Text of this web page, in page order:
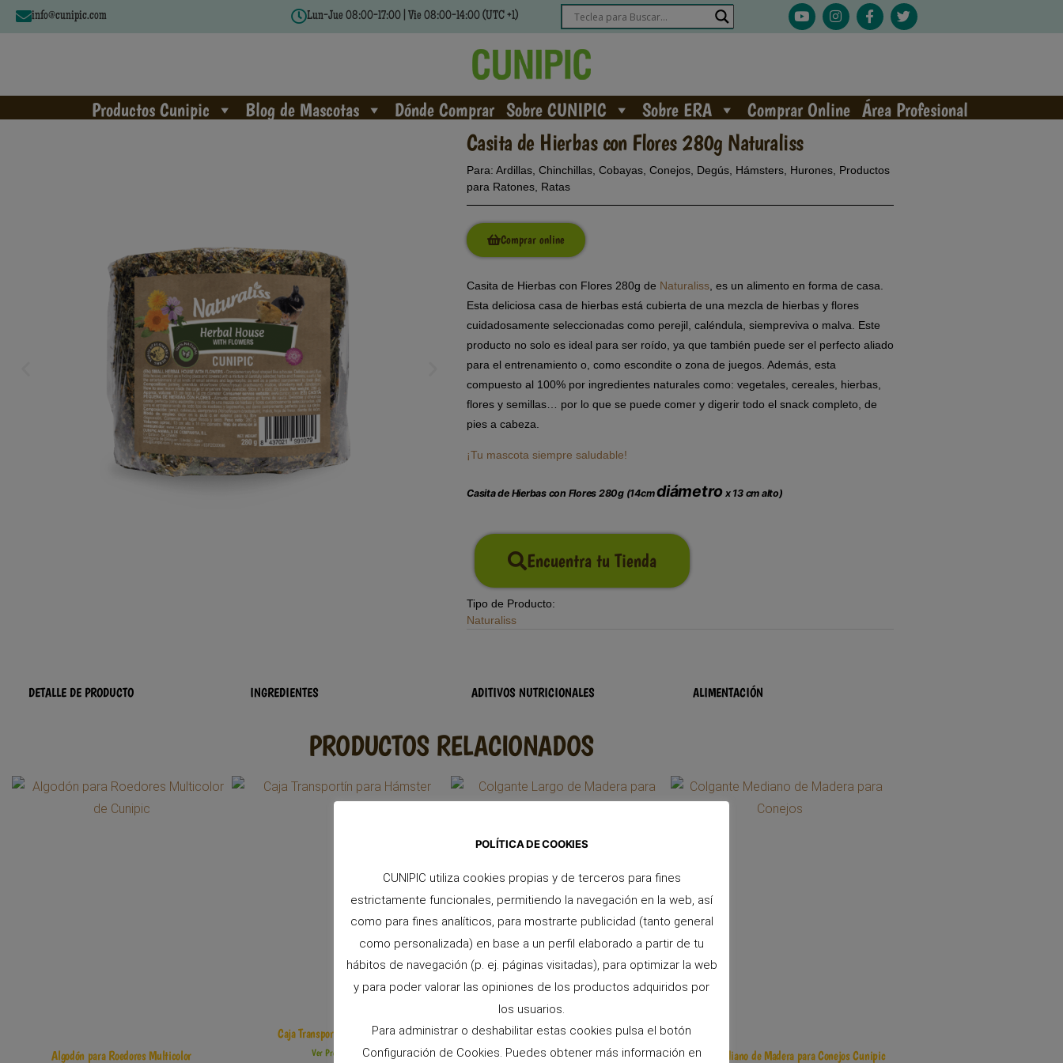
info@cunipic.com Lun-Jue 08:00-17:00 | Vie 08:00-14:00 (UTC +1)
Productos Cunipic Blog de Mascotas Dónde Comprar Sobre CUNIPIC Sobre ERA Comprar Online Área Profesional
Casita de Hierbas con Flores 280g Naturaliss
Para: Ardillas Chinchillas Cobayas Conejos Degús Hámsters Hurones Productos
para Ratones Ratas
Comprar online
Casita de Hierbas con Flores 280g de Naturaliss , es un alimento en forma de casa.
Esta deliciosa casa de hierbas está cubierta de una mezcla de hierbas y flores
cuidadosamente seleccionadas como perejil, caléndula, siempreviva o malva. Este
producto no solo es ideal para ser roído, ya que también puede ser el perfecto aliado
para el entrenamiento o, como escondite o zona de juegos. Además, esta
compuesto al 100% por ingredientes naturales como: vegetales, cereales, hierbas,
flores y semillas… por lo que se puede comer y digerir todo el snack completo, de
pies a cabeza.
¡Tu mascota siempre saludable!
Casita de Hierbas con Flores 280g (14cmdiámetro x 13 cm alto)
Encuentra tu Tienda
Tipo de Producto:
Naturaliss
DETALLE DE PRODUCTO INGREDIENTES ADITIVOS NUTRICIONALES ALIMENTACIÓN
PRODUCTOS RELACIONADOS
Algodón para Roedores Multicolor
Caja Transportín para Hámster
Ver Producto >> Colgante Largo de Madera para Conejos Colgante Mediano de Madera para Conejos Cunipic
POLÍTICA DE COOKIES
CUNIPIC utiliza cookies propias y de terceros para fines
estrictamente funcionales, permitiendo la navegación en la web, así
como para fines analíticos, para mostrarte publicidad (tanto general
como personalizada) en base a un perfil elaborado a partir de tu
hábitos de navegación (p. ej. páginas visitadas), para optimizar la web
y para poder valorar las opiniones de los productos adquiridos por
los usuarios.
Para administrar o deshabilitar estas cookies pulsa el botón
Configuración de Cookies. Puedes obtener más información en